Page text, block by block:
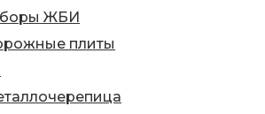
ЖБИ
плиты